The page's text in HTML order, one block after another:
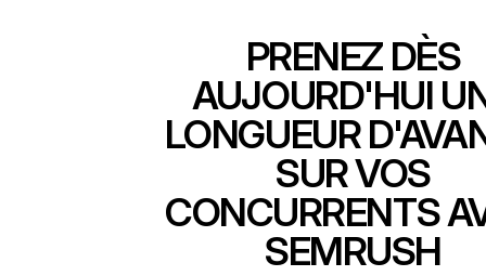
PRENEZ DÈS
AUJOURD'HUI
LONGUEUR
SUR VOS
CONCURRENTS
SEMRUSH